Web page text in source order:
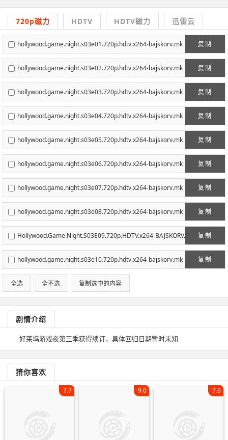
720p磁力 HDTV HDTV磁力 迅雷云
复制
hollywood.game.night.s03e01.720p.hdtv.x264-bajskorv.mk
v
复制
hollywood.game.night.s03e02.720p.hdtv.x264-bajskorv.mk
v
复制
hollywood.game.night.s03e03.720p.hdtv.x264-bajskorv.mk
v
复制
hollywood.game.night.s03e04.720p.hdtv.x264-bajskorv.mk
v
复制
hollywood.game.night.s03e05.720p.hdtv.x264-bajskorv.mk
v
复制
hollywood.game.night.s03e06.720p.hdtv.x264-bajskorv.mk
v
复制
hollywood.game.night.s03e07.720p.hdtv.x264-bajskorv.mk
v
复制
hollywood.game.night.s03e08.720p.hdtv.x264-bajskorv.mk
v
复制
Hollywood.Game.Night.S03E09.720p.HDTV.x264-BAJSKORV.
mkv
复制
hollywood.game.night.s03e10.720p.hdtv.x264-bajskorv.mk
v
全选 全不选 复制选中的内容
剧情介绍
好莱坞游戏夜第三季获得续订，具体回归日期暂时未知
猜你喜欢
7.7 9.0 7.6